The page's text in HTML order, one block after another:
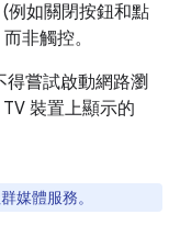
例如關閉按鈕和點
非觸控。
得嘗試啟動網路瀏
裝置上顯示的
媒體服務。